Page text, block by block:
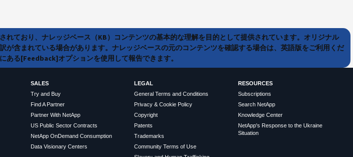
れており、ナレッジベース（KB）コンテンツの基本的な理解を目的として提供されています。オリジナル
が含まれている場合があります。ナレッジベースの元のコンテンツを確認する場合は、英語版をご利用くだ
ある[Feedback]オプションを使用して報告できます。
SALES
Try and Buy
Find A Partner
Partner With NetApp
US Public Sector Contracts
NetApp OnDemand Consumption
Data Visionary Centers
LEGAL
General Terms and Conditions
Privacy & Cookie Policy
Copyright
Patents
Trademarks
Community Terms of Use
RESOURCES
Subscriptions
Search NetApp
Knowledge Center
NetApp's Response to the Ukraine
Situation